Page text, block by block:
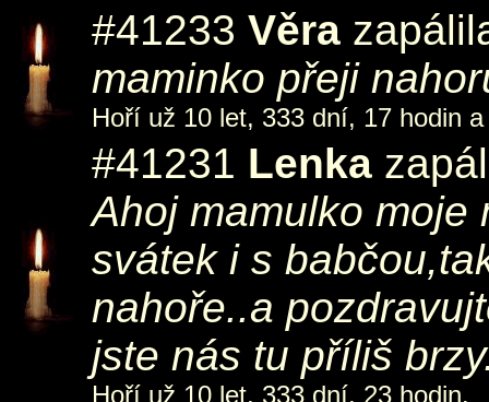
#41233 Věra
maminko přeji
Hoří už 10 let, 333 dní, 17 hodin
#41231 Lenka
Ahoj mamulko moje
svátek i s
nahoře..a
jste nás tu příliš
Hoří už 10 let, 333 dní, 23 hodin.